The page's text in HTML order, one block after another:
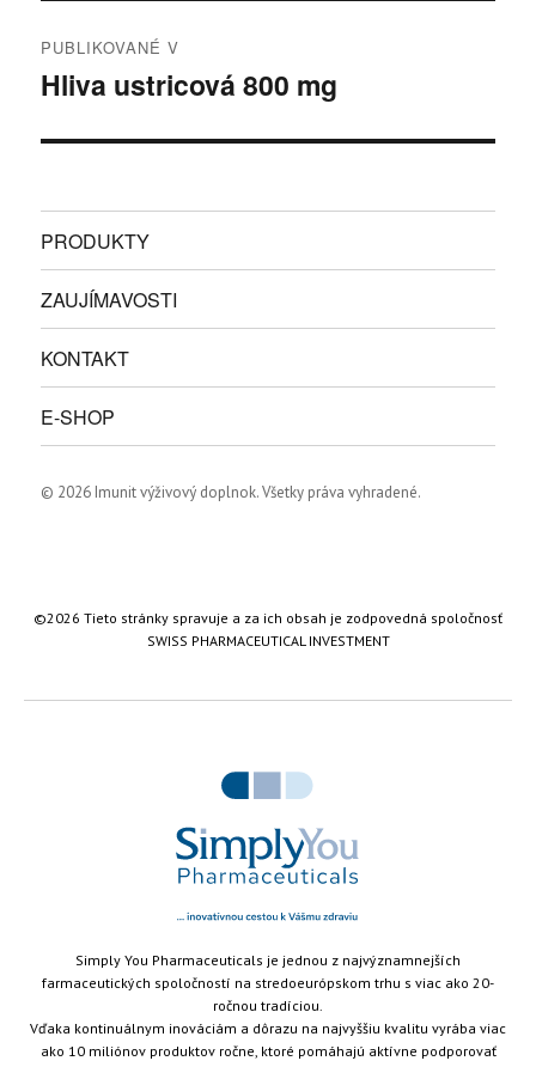
v
PUBLIKOVANÉ V
Hliva ustricová 800 mg
PRODUKTY
ZAUJÍMAVOSTI
KONTAKT
E-SHOP
© 2026 Imunit výživový doplnok. Všetky práva vyhradené.
©2026 Tieto stránky spravuje a za ich obsah je zodpovedná spoločnosť
SWISS PHARMACEUTICAL INVESTMENT
Simply You Pharmaceuticals je jednou z najvýznamnejších
farmaceutických spoločností na stredoeurópskom trhu s viac ako 20-
ročnou tradíciou.
Vďaka kontinuálnym inováciám a dôrazu na najvyššiu kvalitu vyrába viac
ako 10 miliónov produktov ročne, ktoré pomáhajú aktívne podporovať